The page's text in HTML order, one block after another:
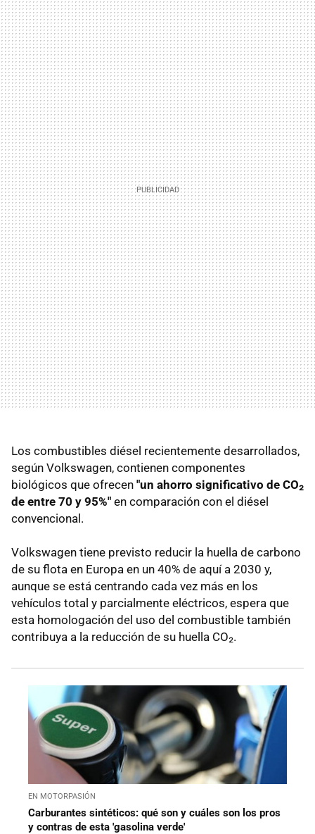
Los combustibles diésel recientemente desarrollados,
según Volkswagen, contienen componentes
biológicos que ofrecen "un ahorro significativo de CO₂
de entre 70 y 95%" en comparación con el diésel
convencional.
Volkswagen tiene previsto reducir la huella de carbono
de su flota en Europa en un 40% de aquí a 2030 y,
aunque se está centrando cada vez más en los
vehículos total y parcialmente eléctricos, espera que
esta homologación del uso del combustible también
contribuya a la reducción de su huella CO₂.
EN MOTORPASIÓN
Carburantes sintéticos: qué son y cuáles son los pros
y contras de esta 'gasolina verde'